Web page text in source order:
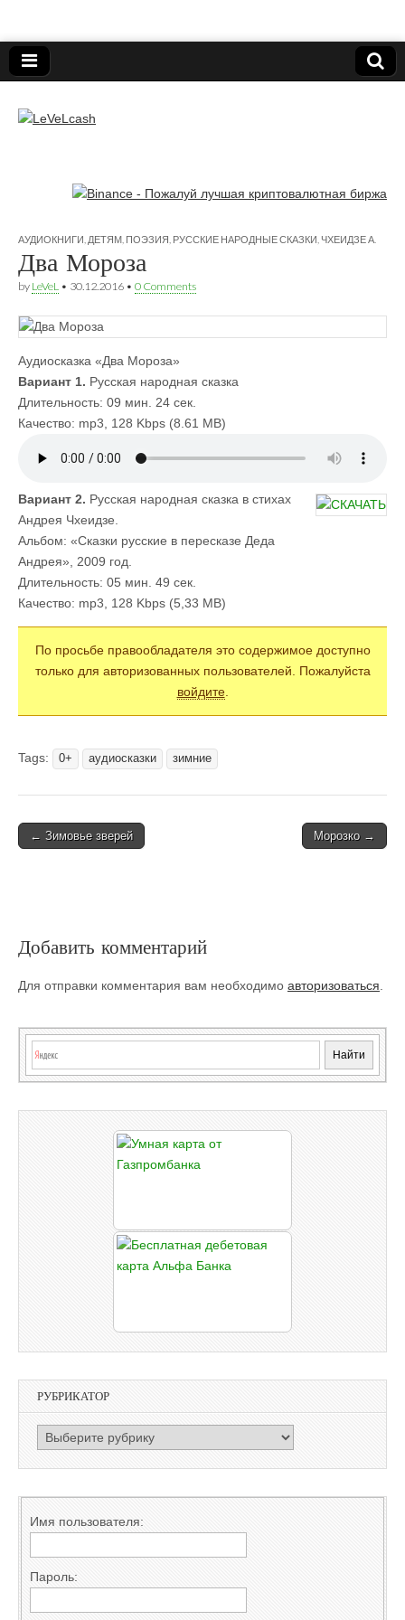
LeVeLcash
АУДИОКНИГИ ДЕТЯМ ПОЭЗИЯ РУССКИЕ НАРОДНЫЕ СКАЗКИ ЧХЕИДЗЕ А.
Два Мороза
by LeVeL • 30.12.2016 • 0 Comments
Аудиосказка «Два Мороза»
Вариант 1. Русская народная сказка
Длительность: 09 мин. 24 сек.
Качество: mp3, 128 Kbps (8.61 MB)
Вариант 2. Русская народная сказка в стихах
Андрея Чхеидзе.
Альбом: «Сказки русские в пересказе Деда
Андрея», 2009 год.
Длительность: 05 мин. 49 сек.
Качество: mp3, 128 Kbps (5,33 MB)
По просьбе правообладателя это содержимое доступно
только для авторизованных пользователей. Пожалуйста
войдите.
Tags: 0+ аудиосказки зимние
Post
← Зимовье зверей Морозко →
Добавить комментарий
Для отправки комментария вам необходимо авторизоваться
РУБРИКАТОР
РУБРИКАТОР
Имя пользователя:
Пароль: